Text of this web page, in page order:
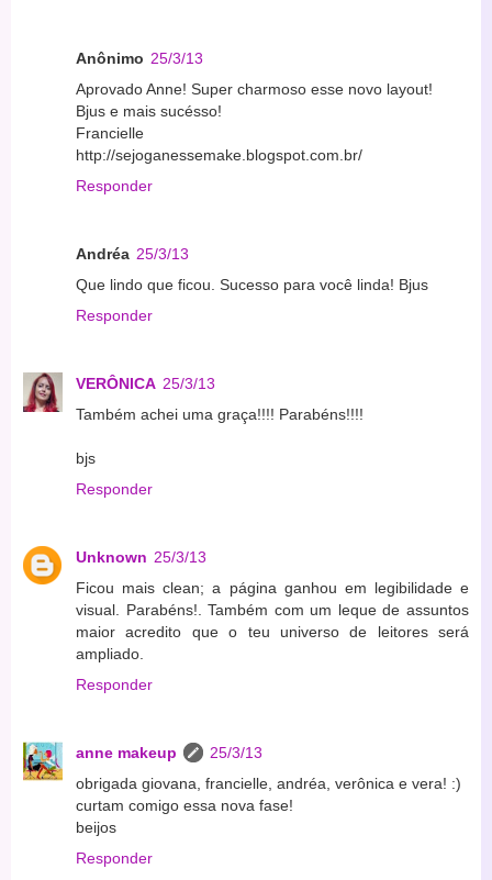
Anônimo 25/3/13
Aprovado Anne! Super charmoso esse novo layout!
Bjus e mais sucésso!
Francielle
http://sejoganessemake.blogspot.com.br/
Responder
Andréa 25/3/13
Que lindo que ficou. Sucesso para você linda! Bjus
Responder
VERÔNICA 25/3/13
Também achei uma graça!!!! Parabéns!!!!
bjs
Responder
Unknown 25/3/13
Ficou mais clean; a página ganhou em legibilidade e
visual. Parabéns!. Também com um leque de assuntos
maior acredito que o teu universo de leitores será
ampliado.
Responder
anne makeup
25/3/13
obrigada giovana, francielle, andréa, verônica e vera! :)
curtam comigo essa nova fase!
beijos
Responder